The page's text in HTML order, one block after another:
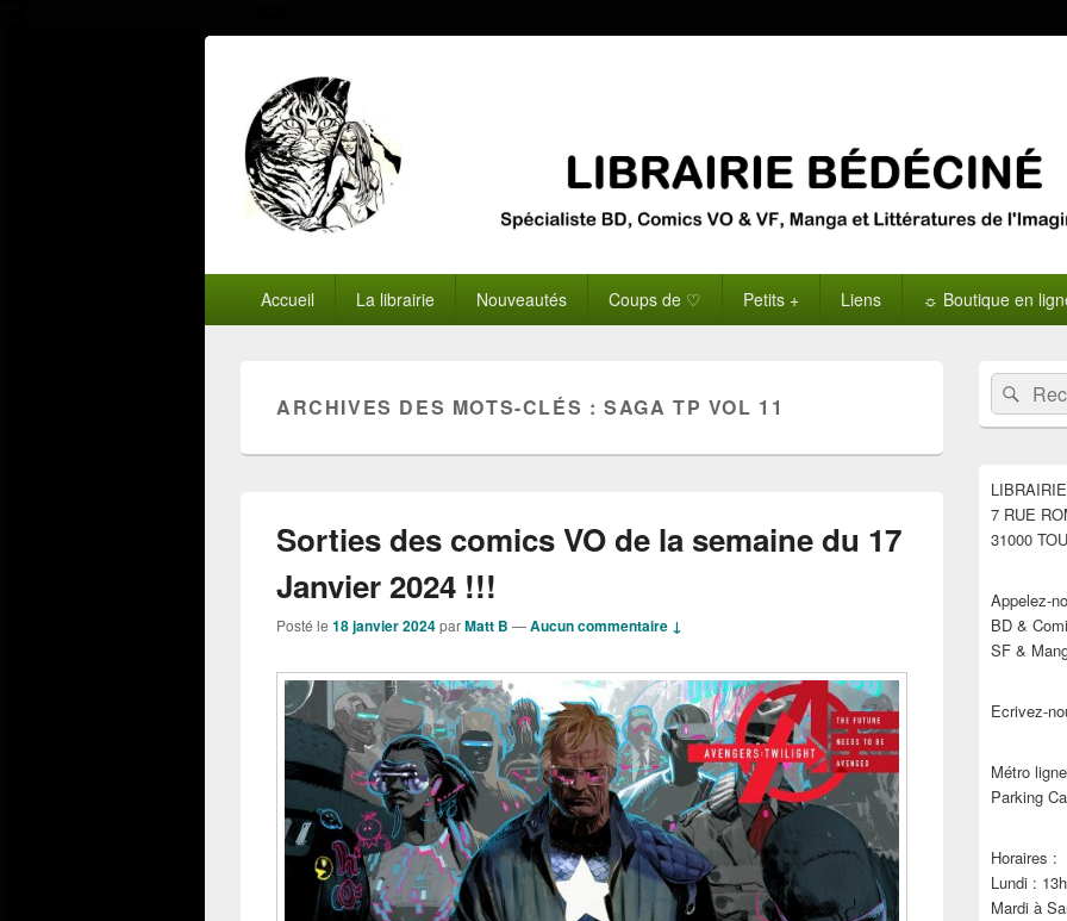
principalAccueil La librairie Nouveautés Coups de ♡ Petits + Liens ☼ Boutique en
ARCHIVES DES MOTS-CLÉS :SAGA TP VOL 11
Sorties des comics VO de la semaine du 17
Janvier 2024 !!!
Posté le 18 janvier 2024parMatt B —Aucun commentaire ↓
Zone
principale
de
widget
barre
latérale
Recherche
7 RUE
31000
Appelez-
BD &
SF &
Ecrivez-
Métro
Parking
Horaires :
Lundi :
Mardi à